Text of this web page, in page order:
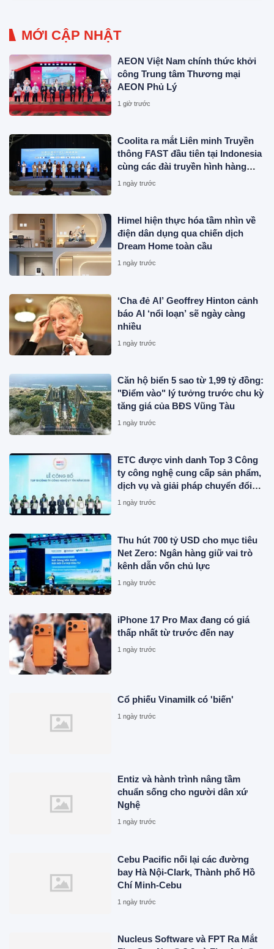
MỚI CẬP NHẬT
AEON Việt Nam chính thức khởi
công Trung tâm Thương mại
AEON Phủ Lý
1 giờ trước
Coolita ra mắt Liên minh Truyền
thông FAST đầu tiên tại Indonesia
cùng các đài truyền hình hàng
đầu
1 ngày trước
Himel hiện thực hóa tầm nhìn về
điện dân dụng qua chiến dịch
Dream Home toàn cầu
1 ngày trước
‘Cha đẻ AI’ Geoffrey Hinton cảnh
báo AI ‘nổi loạn’ sẽ ngày càng
nhiều
1 ngày trước
Căn hộ biển 5 sao từ 1,99 tỷ đồng:
"Điểm vào" lý tưởng trước chu kỳ
tăng giá của BĐS Vũng Tàu
1 ngày trước
ETC được vinh danh Top 3 Công
ty công nghệ cung cấp sản phẩm,
dịch vụ và giải pháp chuyển đổi
số uy tín năm 2026
1 ngày trước
Thu hút 700 tỷ USD cho mục tiêu
Net Zero: Ngân hàng giữ vai trò
kênh dẫn vốn chủ lực
1 ngày trước
iPhone 17 Pro Max đang có giá
thấp nhất từ trước đến nay
1 ngày trước
Cổ phiếu Vinamilk có 'biến'
1 ngày trước
Entiz và hành trình nâng tầm
chuẩn sống cho người dân xứ
Nghệ
1 ngày trước
Cebu Pacific nối lại các đường
bay Hà Nội-Clark, Thành phố Hồ
Chí Minh-Cebu
1 ngày trước
Nucleus Software và FPT Ra Mắt